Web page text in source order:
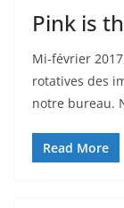
Pink is
Mi-février
rotatives des
notre bureau.
Read More